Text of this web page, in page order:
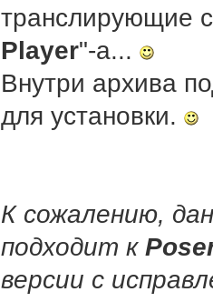
транслирующие
Player"-а...
Внутри архива
для установки.
К сожалению,
подходит к
версии с